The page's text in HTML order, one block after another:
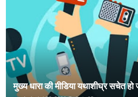
मुख्य धारा की मीडिया यथाशीघ्र सचेत हो